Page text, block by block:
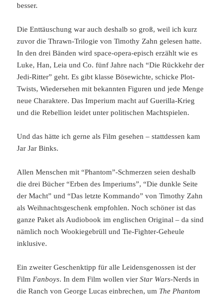
besser.
Die Enttäuschung war auch deshalb so groß, weil ich kurz
zuvor die Thrawn-Trilogie von Timothy Zahn gelesen hatte.
In den drei Bänden wird space-opera-episch erzählt wie es
Luke, Han, Leia und Co. fünf Jahre nach “Die Rückkehr der
Jedi-Ritter” geht. Es gibt klasse Bösewichte, schicke Plot-
Twists, Wiedersehen mit bekannten Figuren und jede Menge
neue Charaktere. Das Imperium macht auf Guerilla-Krieg
und die Rebellion leidet unter politischen Machtspielen.
Und das hätte ich gerne als Film gesehen – stattdessen kam
Jar Jar Binks.
Allen Menschen mit “Phantom”-Schmerzen seien deshalb
die drei Bücher “Erben des Imperiums”, “Die dunkle Seite
der Macht” und “Das letzte Kommando” von Timothy Zahn
als Weihnachtsgeschenk empfohlen. Noch schöner ist das
ganze Paket als Audiobook im englischen Original – da sind
nämlich noch Wookiegebrüll und Tie-Fighter-Geheule
inklusive.
Ein zweiter Geschenktipp für alle Leidensgenossen ist der
Film Fanboys. In dem Film wollen vierStar Wars-Nerds in
die Ranch von George Lucas einbrechen, um The Phantom